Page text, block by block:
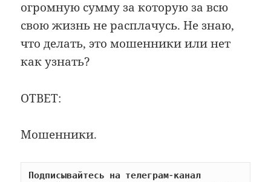
огромную сумму за которую за всю
свою жизнь не расплачусь. Не знаю,
что делать, это мошенники или нет
как узнать?
ОТВЕТ:
Мошенники.
Подписывайтесь на телеграм-канал